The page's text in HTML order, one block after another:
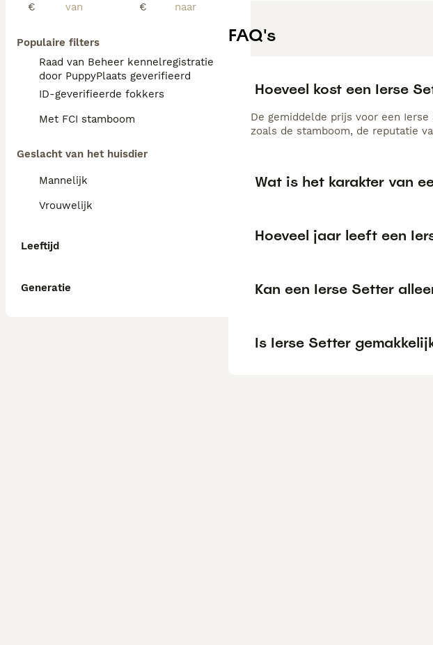
€
€
Populaire filters
Raad van Beheer kennelregistratie
door PuppyPlaats geverifieerd
ID-geverifieerde fokkers
Met FCI stamboom
Geslacht van het huisdier
Mannelijk
Vrouwelijk
Leeftijd
Generatie
FAQ's
Hoeveel kost een Ierse
De gemiddelde prijs voor een
zoals de stamboom, de reputatie
Wat is het karakter van
Hoeveel jaar leeft een
Kan een Ierse Setter
Is Ierse Setter